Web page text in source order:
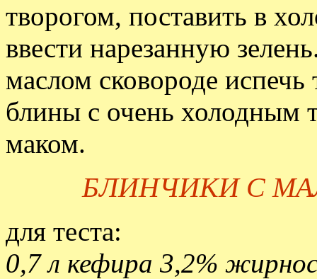
творогом, поставить в
ввести нарезанную
маслом сковороде
блины с очень холодным
маком.
БЛИНЧИКИ С
для теста:
0,7 л кефира 3,2%